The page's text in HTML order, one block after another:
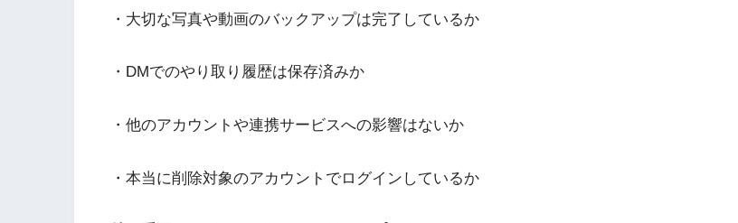
・大切な写真や動画のバックアップは完了しているか
・DMでのやり取り履歴は保存済みか
・他のアカウントや連携サービスへの影響はないか
・本当に削除対象のアカウントでログインしているか